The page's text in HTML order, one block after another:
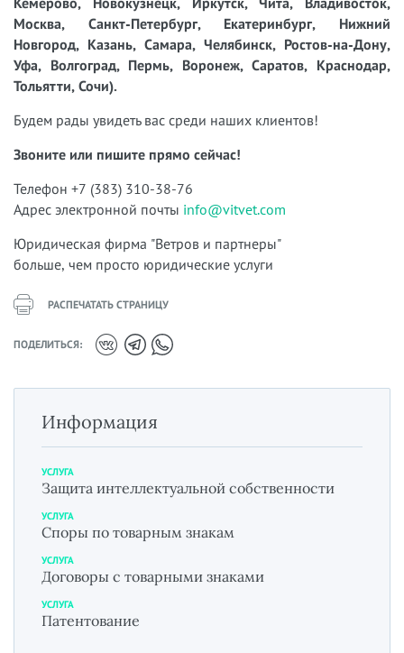
Москва, Санкт-Петербург, Екатеринбург, Нижний
Новгород, Казань, Самара, Челябинск, Ростов-на-Дону,
Уфа, Волгоград, Пермь, Воронеж, Саратов, Краснодар,
Тольятти, Сочи).
Будем рады увидеть вас среди наших клиентов!
Звоните или пишите прямо сейчас!
Телефон +7 (383) 310-38-76
Адрес электронной почты info@vitvet.com
Юридическая фирма "Ветров и партнеры"
больше, чем просто юридические услуги
РАСПЕЧАТАТЬ СТРАНИЦУ
ПОДЕЛИТЬСЯ:
Информация
УСЛУГА
Защита интеллектуальной собственности
УСЛУГА
Споры по товарным знакам
УСЛУГА
Договоры с товарными знаками
УСЛУГА
Патентование